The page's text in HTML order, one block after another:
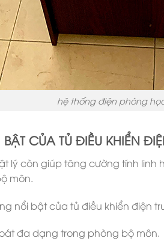
hệ thống điện phòng
CỦA TỦ ĐIỀU KHIỂN
lý còn giúp tăng cường tính linh
môn.
nổi bật của tủ điều khiển điện
đa dạng trong phòng bộ môn.